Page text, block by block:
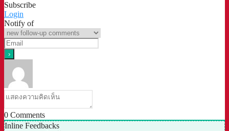
Subscribe
Login
Notify of
0 Comments
Inline Feedbacks